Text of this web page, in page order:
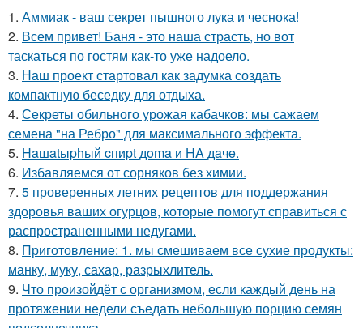
1. Аммиак - ваш секрет пышного лука и чеснока!
2. Всем привет! Баня - это наша страсть, но вот
таскаться по гостям как-то уже надоело.
3. Наш проект стартовал как задумка создать
компактную беседку для отдыха.
4. Секреты обильного урожая кабачков: мы сажаем
семена "на Ребро" для максимального эффекта.
5. Haшatыphый cпиpt дoma и HA дaчe.
6. Избавляемся от сорняков без химии.
7. 5 проверенных летних рецептов для поддержания
здоровья ваших огурцов, которые помогут справиться с
распространенными недугами.
8. Приготовление: 1. мы смешиваем все сухие продукты:
манку, муку, сахар, разрыхлитель.
9. Что произойдёт с организмом, если каждый день на
протяжении недели съедать небольшую порцию семян